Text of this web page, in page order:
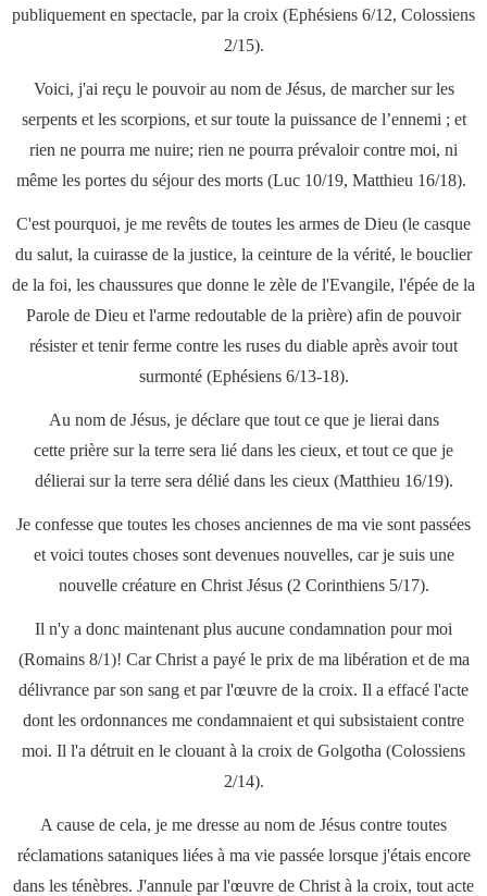
publiquement en spectacle, par la croix (Ephésiens 6/12, Colossiens
2/15).
Voici, j'ai reçu le pouvoir au nom de Jésus, de marcher sur les
serpents et les scorpions, et sur toute la puissance de l’ennemi ; et
rien ne pourra me nuire; rien ne pourra prévaloir contre moi, ni
même les portes du séjour des morts (Luc 10/19, Matthieu 16/18).
C'est pourquoi, je me revêts de toutes les armes de Dieu (le casque
du salut, la cuirasse de la justice, la ceinture de la vérité, le bouclier
de la foi, les chaussures que donne le zèle de l'Evangile, l'épée de la
Parole de Dieu et l'arme redoutable de la prière) afin de pouvoir
résister et tenir ferme contre les ruses du diable après avoir tout
surmonté (Ephésiens 6/13-18).
Au nom de Jésus, je déclare que tout ce que je lierai dans
cette prière sur la terre sera lié dans les cieux, et tout ce que je
délierai sur la terre sera délié dans les cieux (Matthieu 16/19).
Je confesse que toutes les choses anciennes de ma vie sont passées
et voici toutes choses sont devenues nouvelles, car je suis une
nouvelle créature en Christ Jésus (2 Corinthiens 5/17).
Il n'y a donc maintenant plus aucune condamnation pour moi
(Romains 8/1)! Car Christ a payé le prix de ma libération et de ma
délivrance par son sang et par l'œuvre de la croix. Il a effacé l'acte
dont les ordonnances me condamnaient et qui subsistaient contre
moi. Il l'a détruit en le clouant à la croix de Golgotha (Colossiens
2/14).
A cause de cela, je me dresse au nom de Jésus contre toutes
réclamations sataniques liées à ma vie passée lorsque j'étais encore
dans les ténèbres. J'annule par l'œuvre de Christ à la croix, tout acte